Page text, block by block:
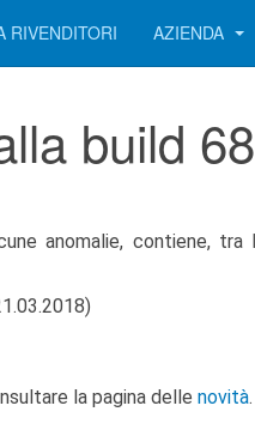
RIVENDITORI AZIENDA
build
anomalie, contiene, tra
la pagina delle novità.